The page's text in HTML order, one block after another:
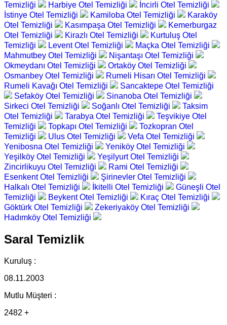
Temizliği
Harbiye Otel Temizliği
İncirli Otel Temizliği
İstinye Otel Temizliği
Kamiloba Otel Temizliği
Karaköy
Otel Temizliği
Kasımpaşa Otel Temizliği
Kemerburgaz
Otel Temizliği
Kirazlı Otel Temizliği
Kurtuluş Otel
Temizliği
Levent Otel Temizliği
Maçka Otel Temizliği
Mahmutbey Otel Temizliği
Nişantaşı Otel Temizliği
Okmeydanı Otel Temizliği
Ortaköy Otel Temizliği
Osmanbey Otel Temizliği
Rumeli Hisarı Otel Temizliği
Rumeli Kavağı Otel Temizliği
Sancaktepe Otel Temizliği
Sefaköy Otel Temizliği
Sinanoba Otel Temizliği
Sirkeci Otel Temizliği
Soğanlı Otel Temizliği
Taksim
Otel Temizliği
Tarabya Otel Temizliği
Teşvikiye Otel
Temizliği
Topkapı Otel Temizliği
Tozkopran Otel
Temizliği
Ulus Otel Temizliği
Vefa Otel Temizliği
Yenibosna Otel Temizliği
Yeniköy Otel Temizliği
Yeşilköy Otel Temizliği
Yeşilyurt Otel Temizliği
Zincirlikuyu Otel Temizliği
Rami Otel Temizliği
Esenkent Otel Temizliği
Şirinevler Otel Temizliği
Halkalı Otel Temizliği
İkitelli Otel Temizliği
Güneşli Otel
Temizliği
Beykent Otel Temizliği
Kıraç Otel Temizliği
Göktürk Otel Temizliği
Zekeriyaköy Otel Temizliği
Hadımköy Otel Temizliği
Saral Temizlik
Kuruluş :
08.11.2003
Mutlu Müşteri :
2482 +